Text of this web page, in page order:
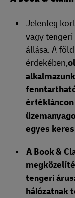
Jelenleg
vagy tengeri
állása. A
érdekében,
értékláncon
egyes
A Book &
tengeri
hálózatnak